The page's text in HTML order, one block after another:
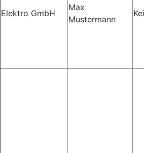
Elektro GmbH
Max
Mustermann